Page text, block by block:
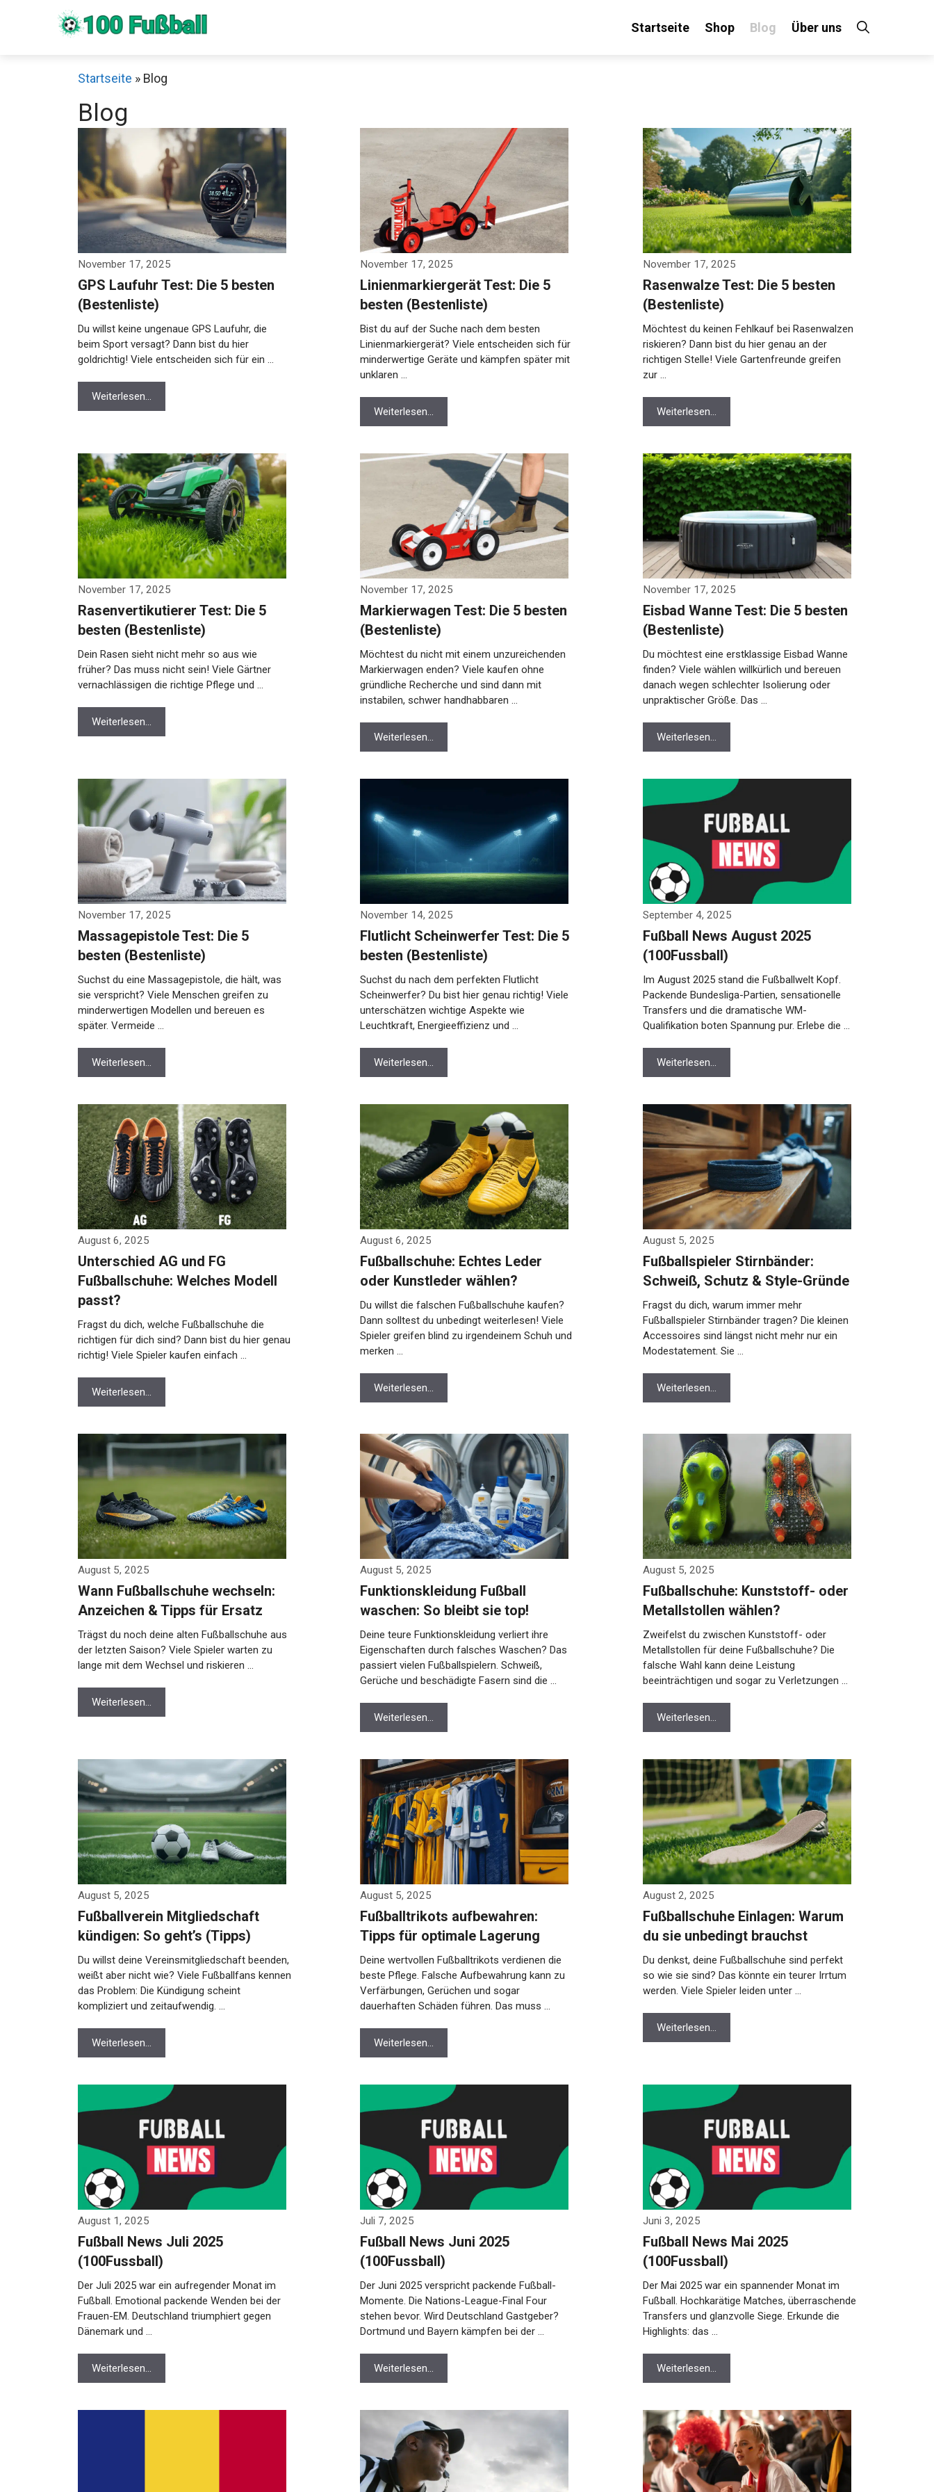
Startseite Shop Blog Über uns
Startseite » Blog
Blog
November 17, 2025
GPS Laufuhr Test: Die 5 besten
(Bestenliste)
Du willst keine ungenaue GPS Laufuhr, die
beim Sport versagt? Dann bist du hier
goldrichtig! Viele entscheiden sich für ein …
Weiterlesen…
November 17, 2025
Linienmarkiergerät Test: Die 5
besten (Bestenliste)
Bist du auf der Suche nach dem besten
Linienmarkiergerät? Viele entscheiden sich
für minderwertige Geräte und kämpfen später
mit unklaren …
Weiterlesen…
November 17, 2025
Rasenwalze Test: Die 5 besten
(Bestenliste)
Möchtest du keinen Fehlkauf bei
Rasenwalzen riskieren? Dann bist du hier
genau an der richtigen Stelle! Viele
Gartenfreunde greifen zur …
Weiterlesen…
November 17, 2025
Rasenvertikutierer Test: Die 5
besten (Bestenliste)
Dein Rasen sieht nicht mehr so aus wie
früher? Das muss nicht sein! Viele Gärtner
vernachlässigen die richtige Pflege und …
Weiterlesen…
November 17, 2025
Markierwagen Test: Die 5 besten
(Bestenliste)
Möchtest du nicht mit einem unzureichenden
Markierwagen enden? Viele kaufen ohne
gründliche Recherche und sind dann mit
instabilen, schwer handhabbaren …
Weiterlesen…
November 17, 2025
Eisbad Wanne Test: Die 5 besten
(Bestenliste)
Du möchtest eine erstklassige Eisbad Wanne
finden? Viele wählen willkürlich und bereuen
danach wegen schlechter Isolierung oder
unpraktischer Größe. Das …
Weiterlesen…
November 17, 2025
Massagepistole Test: Die 5
besten (Bestenliste)
Suchst du eine Massagepistole, die hält, was
sie verspricht? Viele Menschen greifen zu
minderwertigen Modellen und bereuen es
später. Vermeide …
Weiterlesen…
November 14, 2025
Flutlicht Scheinwerfer Test: Die 5
besten (Bestenliste)
Suchst du nach dem perfekten Flutlicht
Scheinwerfer? Du bist hier genau richtig! Viele
unterschätzen wichtige Aspekte wie
Leuchtkraft, Energieeffizienz und …
Weiterlesen…
September 4, 2025
Fußball News August 2025
(100Fussball)
Im August 2025 stand die Fußballwelt Kopf.
Packende Bundesliga-Partien, sensationelle
Transfers und die dramatische WM-
Qualifikation boten Spannung pur. Erlebe die …
Weiterlesen…
August 6, 2025
Unterschied AG und FG
Fußballschuhe: Welches Modell
passt?
Fragst du dich, welche Fußballschuhe die
richtigen für dich sind? Dann bist du hier
genau richtig! Viele Spieler kaufen einfach …
Weiterlesen…
August 6, 2025
Fußballschuhe: Echtes Leder
oder Kunstleder wählen?
Du willst die falschen Fußballschuhe kaufen?
Dann solltest du unbedingt weiterlesen! Viele
Spieler greifen blind zu irgendeinem Schuh
und merken …
Weiterlesen…
August 5, 2025
Fußballspieler Stirnbänder:
Schweiß, Schutz & Style-Gründe
Fragst du dich, warum immer mehr
Fußballspieler Stirnbänder tragen? Die kleinen
Accessoires sind längst nicht mehr nur ein
Modestatement. Sie …
Weiterlesen…
August 5, 2025
Wann Fußballschuhe wechseln:
Anzeichen & Tipps für Ersatz
Trägst du noch deine alten Fußballschuhe aus
der letzten Saison? Viele Spieler warten zu
lange mit dem Wechsel und riskieren …
Weiterlesen…
August 5, 2025
Funktionskleidung Fußball
waschen: So bleibt sie top!
Deine teure Funktionskleidung verliert ihre
Eigenschaften durch falsches Waschen? Das
passiert vielen Fußballspielern. Schweiß,
Gerüche und beschädigte Fasern sind die …
Weiterlesen…
August 5, 2025
Fußballschuhe: Kunststoff- oder
Metallstollen wählen?
Zweifelst du zwischen Kunststoff- oder
Metallstollen für deine Fußballschuhe? Die
falsche Wahl kann deine Leistung
beeinträchtigen und sogar zu Verletzungen …
Weiterlesen…
August 5, 2025
Fußballverein Mitgliedschaft
kündigen: So geht’s (Tipps)
Du willst deine Vereinsmitgliedschaft
beenden, weißt aber nicht wie? Viele
Fußballfans kennen das Problem: Die
Kündigung scheint kompliziert und
Weiterlesen…
August 5, 2025
Fußballtrikots aufbewahren:
Tipps für optimale Lagerung
Deine wertvollen Fußballtrikots verdienen die
beste Pflege. Falsche Aufbewahrung kann zu
Verfärbungen, Gerüchen und sogar
dauerhaften Schäden führen. Das muss …
Weiterlesen…
August 2, 2025
Fußballschuhe Einlagen: Warum
du sie unbedingt brauchst
Du denkst, deine Fußballschuhe sind perfekt
so wie sie sind? Das könnte ein teurer Irrtum
werden. Viele Spieler leiden unter …
Weiterlesen…
August 1, 2025
Fußball News Juli 2025
Der Juli 2025 war ein aufregender Monat im
Fußball. Emotional packende Wenden bei der
Frauen-EM. Deutschland triumphiert gegen
Weiterlesen…
Juli 7, 2025
Fußball News Juni 2025
Der Juni 2025 verspricht packende Fußball-
Momente. Die Nations-League-Final Four
stehen bevor. Wird Deutschland Gastgeber?
Weiterlesen…
Juni 3, 2025
Fußball News Mai 2025
Der Mai 2025 war ein spannender Monat im
Fußball. Hochkarätige Matches,
überraschende Transfers und glanzvolle
Weiterlesen…
Schaue dir jetzt die meistverkauften Produkte im Sale bei Decathlon an!
Jetzt anschauen